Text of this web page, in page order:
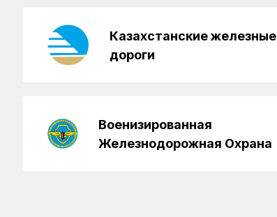
Казахстанские железные
дороги
Военизированная
Железнодорожная Охрана